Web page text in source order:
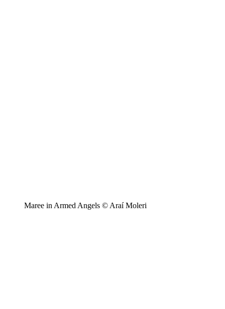
Maree in Armed Angels © Araí Moleri